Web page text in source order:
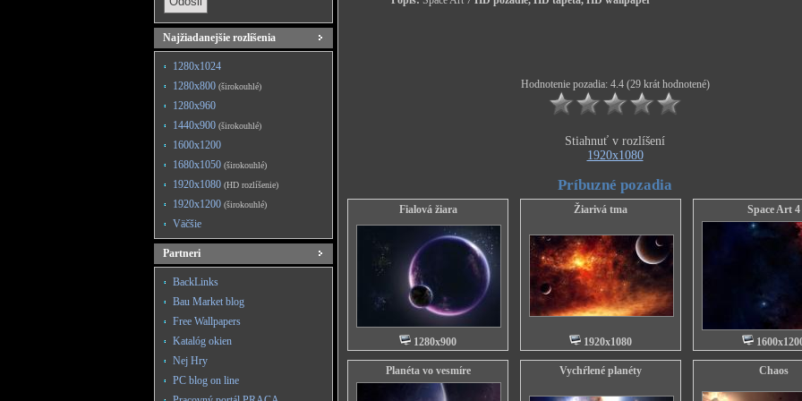
Najžiadanejšie rozlíšenia
1280x1024
1280x800 (širokouhlé)
1280x960
1440x900 (širokouhlé)
1600x1200
1680x1050 (širokouhlé)
1920x1080 (HD rozlíšenie)
1920x1200 (širokouhlé)
Väčšie
Partneri
BackLinks
Bau Market blog
Free Wallpapers
Katalóg okien
Nej Hry
PC blog on line
Hodnotenie pozadia: 4.4 (29 krát hodnotené)
Stiahnuť v rozlíšení
1920x1080
Príbuzné pozadia
Fialová žiara
1280x900
Žiarivá tma
1920x1080
Space Art 4
Planéta vo vesmíre Vychŕlené planéty Chaos